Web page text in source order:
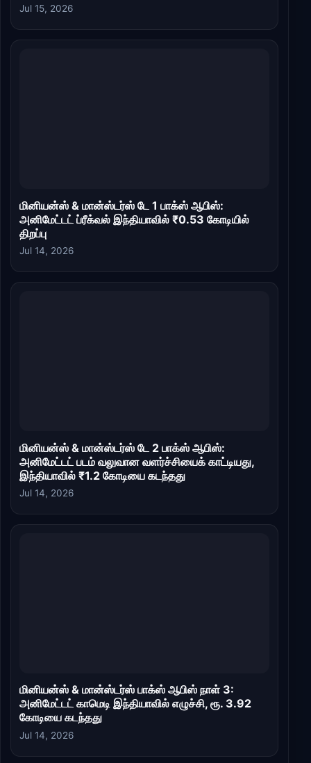
Jul 15, 2026
மினியன்ஸ் & மான்ஸ்டர்ஸ் டே 1 பாக்ஸ் ஆபிஸ்:
அனிமேட்டட் ப்ரீக்வல் இந்தியாவில் ₹0.53 கோடியில்
திறப்பு
Jul 14, 2026
மினியன்ஸ் & மான்ஸ்டர்ஸ் டே 2 பாக்ஸ் ஆபிஸ்:
அனிமேட்டட் படம் வலுவான வளர்ச்சியைக் காட்டியது,
இந்தியாவில் ₹1.2 கோடியை கடந்தது
Jul 14, 2026
மினியன்ஸ் & மான்ஸ்டர்ஸ் பாக்ஸ் ஆபிஸ் நாள் 3:
அனிமேட்டட் காமெடி இந்தியாவில் எழுச்சி, ரூ. 3.92
கோடியை கடந்தது
Jul 14, 2026